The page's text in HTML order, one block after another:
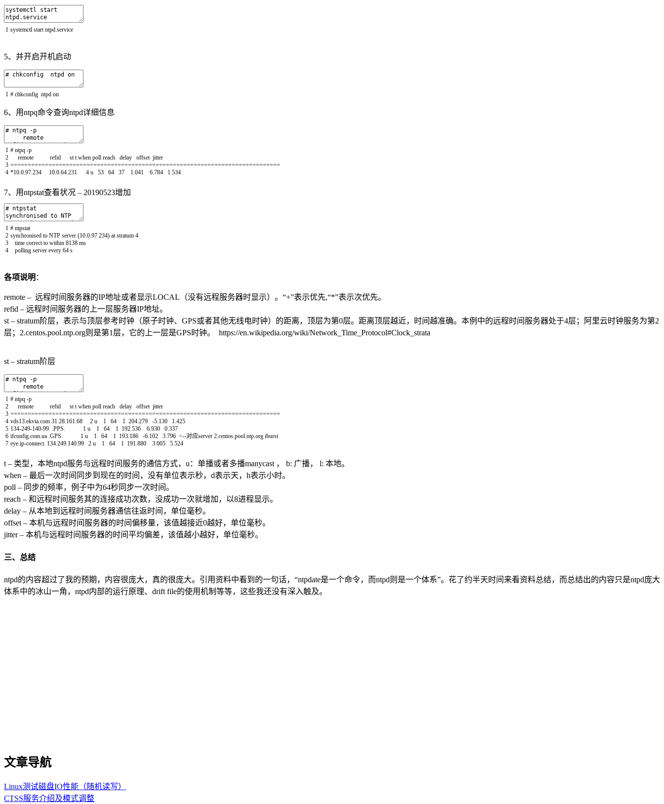
1 systemctl startntpd.service
5、并开启开机启动
1 # chkconfig ntpd on
6、用ntpq命令查询ntpd详细信息
1
2
3
4
# ntpq -p
remote refid st t when poll reach delay offset jitter
==============================================================================
*10.0.97.234 10.0.64.231 4 u 53 64 37 1.041 6.784 1.534
7、用ntpstat查看状况 – 20190523增加
1
2
3
4
# ntpstat
synchronised to NTP server (10.0.97.234) atstratum 4
time correctto within 8138 ms
polling server every 64 s
各项说明 ：
remote – 远程时间服务器的IP地址或者显示LOCAL（没有远程服务器时显示）。“+”表示优先,“*”表示次优先。
refid – 远程时间服务器的上一层服务器IP地址。
st – stratum阶层，表示与顶层参考时钟（原子时钟、GPS或者其他无线电时钟）的距离，顶层为第0层。距离顶层越近，时间越准确。本例中的远程时间服务器处于4层；阿里云时钟服务为第2
层；2.centos.pool.ntp.org则是第1层，它的上一层是GPS时钟。 https://en.wikipedia.org/wiki/Network_Time_Protocol#Clock_strata
st – stratum阶层
1
2
3
4
5
6
7
# ntpq -p
remote refid st t when poll reach delay offset jitter
==============================================================================
vds13.ekvia.com 31.28.161.68 2 u 1 64 1 204.279 -5.130
1.425
134-249-140-99. .PPS. 1 u 1 64 1 192.536 6.930
0.337
ifconfig.com.ua .GPS. 1 u 1 64 1 193.186 -6.102 3.796 <--对应server 2.centos.pool.ntp.org iburst
eye.ip-connect. 134.249.140.99 2 u 1 64 1 191.880 3.005 5.524
t – 类型，本地ntpd服务与远程时间服务的通信方式，u：单播或者多播manycast ， b: 广播， l: 本地。
when – 最后一次时间同步到现在的时间，没有单位表示秒，d表示天，h表示小时。
poll – 同步的频率，例子中为64秒同步一次时间。
reach – 和远程时间服务其的连接成功次数，没成功一次就增加，以8进程显示。
delay – 从本地到远程时间服务器通信往返时间，单位毫秒。
offset – 本机与远程时间服务器的时间偏移量，该值越接近0越好，单位毫秒。
jitter – 本机与远程时间服务器的时间平均偏差，该值越小越好，单位毫秒。
三、总结
ntpd的内容超过了我的预期，内容很庞大，真的很庞大。引用资料中看到的一句话，“ntpdate是一个命令，而ntpd则是一个体系”。花了约半天时间来看资料总结，而总结出的内容只是ntpd庞大
体系中的冰山一角，ntpd内部的运行原理、drift file的使用机制等等，这些我还没有深入触及。
文章导航
Linux测试磁盘IO性能（随机读写）
CTSS服务介绍及模式调整